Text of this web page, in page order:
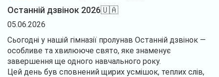
Останній дзвінок 2026🇺🇦
05.06.2026
Сьогодні у нашій гімназії пролунав Останній дзвінок —
особливе та хвилююче свято, яке знаменує
завершення ще одного навчального року.
Цей день був сповнений щирих усмішок, теплих слів,